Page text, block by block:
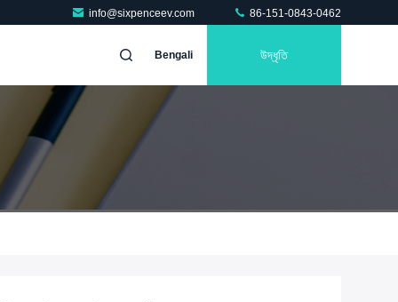
info@sixpenceev.com 86-151-0843-0462
Bengali উদ্ধৃতি